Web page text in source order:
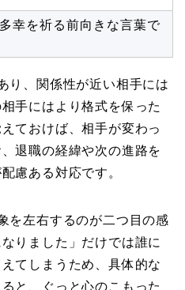
幸を祈る前向きな言葉で
り、関係性が近い相手には
手にはより格式を保った
ておけば、相手が変わっ
退職の経緯や次の進路を
慮ある対応です。
を左右するのが二つ目の感
りました」だけでは誰に
てしまうため、具体的な
と、ぐっと心のこもった